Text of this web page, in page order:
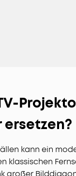
ersetzen?
kann ein
klassischen
großer